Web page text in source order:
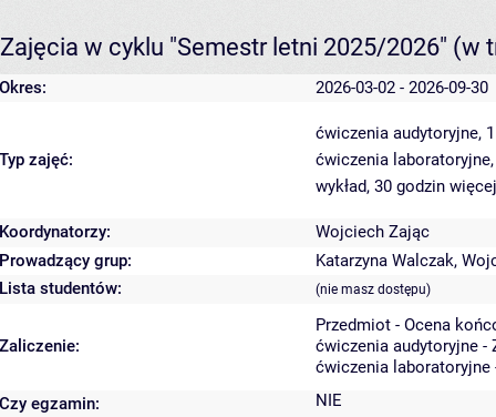
Zajęcia w cyklu "Semestr letni 2025/2026" (w
Okres: 2026-03-02 - 2026-09-30
Typ zajęć:
ćwiczenia audytoryjne,
ćwiczenia
wykład, 30 godzin
Koordynatorzy:
Wojciech Zając
Prowadzący grup:
Katarzyna Walczak,
Lista studentów:
(nie masz dostępu)
Zaliczenie:
Przedmiot - Ocena
ćwiczenia audytoryjne -
ćwiczenia laboratoryjne
Czy egzamin:
NIE